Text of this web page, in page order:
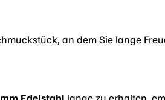
an dem Sie lange